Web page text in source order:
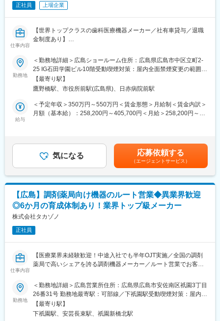
先輩社員とのOJTもじっくり行っており、1人前になるまで手厚く
また、年間カリキュラムに沿って適宜研修も実施しております。※
機械を実際に解体したり、組み立てたりする研修や、実際にコー
修等。、
■整備士や異業界のメンテナンス経験をお持ちの方へ：
これまでの「機械構造を理解し、見立てる力」はそのまま活かせ
ます。
加えて、デジタル化・ネットワーク化が加速的に進む医療業界の
中でIT・ネットワーク知識が身につき、
■緊急呼び出しについて：
クリニックがお客様となる為、基本的に夜間に呼ばれることはあ
りません。一方でイレギュラーな自体に備えて当番制（自宅待
す。
変更の範囲：会社の定める業務
正社員 上場企業
仕事内容
【世界トップクラスの歯科医療機器メーカー／社有車貸与／退職
金制度あり】
■業務内容
主に中国・四国エリアのお客様に対し、当社で展開しているセレ
ック製品の活用方法に関するアドバイスや使用方法のトレーニン
グなどを通して、お客様をサポートするポジションとなります。
※広島営業所を拠点として中国・四国エリアのお客様を担当いただ
きます。
・セレックの設置についてサポート
・展示会/セミナーの実施
・導入顧客へセレック以外の製品についての案内促進
◇弊社取扱製品：セレック（歯科用CAD/CAMシステム）
今最も歯科業界で注目を集めるデジタル機器となり、セラミック
治療を即日で提供できる機器です。
（口腔内の様子を３D画像化できます）
３D画像化したものから、歯と同じ色をしたセラミックブロック
を削り出し、歯を形成することができます。
※商品URL
https://www.dentsplysirona.com/ja-jp/discover/discover-by-
category/cad-cam/cerec.html
■当社の特徴
デンツプライシロナは消耗品から装置、テクノロジー、専門製品
まで幅広い製品ブランドを保有しています。
歯科クリニック等で利用される製品ラインナップが豊富で、顧客
勤務地
＜勤務地詳細＞広島ショールーム住所：広島県広島市中区立町2-
25 IG石田学園ビル10階受動喫煙対策：屋内全面禁煙変更の範囲：
会社の定める事業所（リモートワーク含む）
【最寄り駅】
鷹野橋駅、市役所前駅(広島県)、日赤病院前駅
給与
＜予定年収＞350万円～550万円＜賃金形態＞月給制＜賃金内訳＞
月額（基本給）：258,200円～405,700円＜月給＞258,200円～
性があります。賃金はあくまでも目安の金額であり、選考を通じ
て上下する可能性があります。月給(月額)は固定手当を含めた表記
です。
気になる 応募依頼する
（エージェントサービス）
【広島】調剤薬局向け機器のルート営業◆異業界歓迎
◎6か月の育成体制あり！業界トップ級メーカー
株式会社タカゾノ
正社員
仕事内容
【医療業界未経験歓迎！中途入社でも半年OJT実施／全国の調剤
薬局で高いシェアを誇る調剤機器メーカー／ルート営業でお客様
■業務内容：
調剤薬局や医療機関に対し、分包機や調剤支援システムなどの提
案営業を担当いただきます。
分包機とは、薬を患者様ごとに自動で小分けして包装する機械の
勤務地
＜勤務地詳細＞広島営業所住所：広島県広島市安佐南区祇園3丁目
26番31号 勤務地最寄駅：可部線／下祇園駅受動喫煙対策：屋内全
面禁煙変更の範囲：会社の定める事業所
【最寄り駅】
下祇園駅、安芸長束駅、祇園新橋北駅